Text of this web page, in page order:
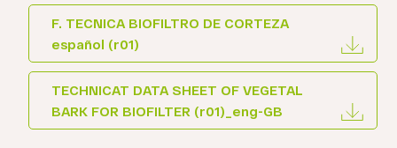
F. TECNICA BIOFILTRO DE CORTEZA
español (r01)
TECHNICAT DATA SHEET OF VEGETAL
BARK FOR BIOFILTER (r01)_eng-GB